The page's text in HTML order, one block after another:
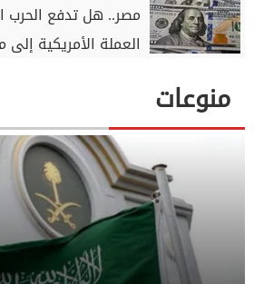
مصر.. هل تدفع الحرب
العملة الأمريكية
منوعات